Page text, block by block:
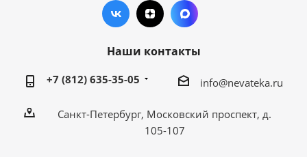
Наши контакты
+7 (812) 635-35-05 info@nevateka.ru
Санкт-Петербург, Московский проспект, д.
105-107